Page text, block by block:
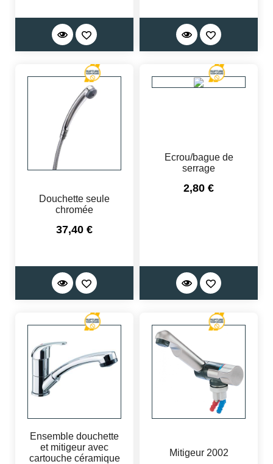
Douchette seule
chromée
Prix
37,40 €
Ecrou/bague de
serrage
Prix
2,80 €
Ensemble douchette
et mitigeur avec
cartouche céramique
Mitigeur 2002